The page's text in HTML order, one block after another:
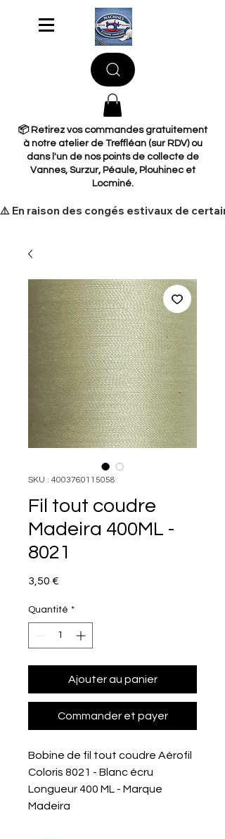
📦 Retirez vos commandes gratuitement
à notre atelier de Treffléan (sur RDV) ou
dans l'un de nos points de collecte de
Vannes, Surzur, Péaule, Plouhinec et
Locminé.
​⚠️ En raison des congés estivaux de
SKU : 4003760115058
Fil tout coudre
Madeira 400ML -
8021
3,50 €
Quantité *
Ajouter au panier
Commander et payer
Bobine de fil tout coudre Aérofil
Coloris 8021 - Blanc écru
Longueur 400 ML - Marque
Madeira